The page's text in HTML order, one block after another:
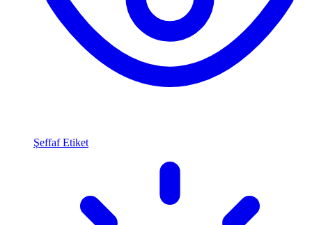
Şeffaf Etiket